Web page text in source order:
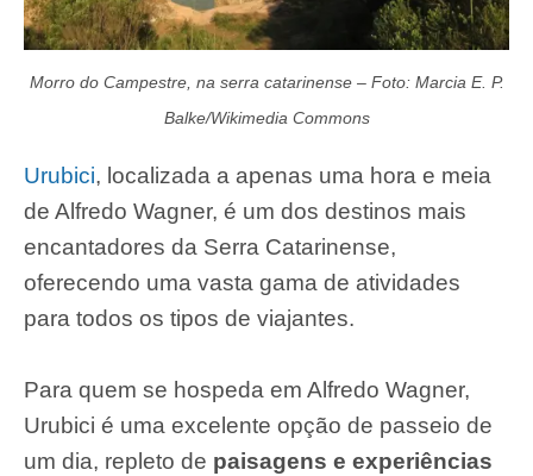
Morro do Campestre, na serra catarinense – Foto: Marcia E. P.
Balke/Wikimedia Commons
Urubici, localizada a apenas uma hora e meia
de Alfredo Wagner, é um dos destinos mais
encantadores da Serra Catarinense,
oferecendo uma vasta gama de atividades
para todos os tipos de viajantes.
Para quem se hospeda em Alfredo Wagner,
Urubici é uma excelente opção de passeio de
um dia, repleto de paisagens e experiências